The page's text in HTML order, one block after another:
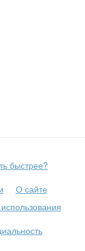
быстрее?
О сайте